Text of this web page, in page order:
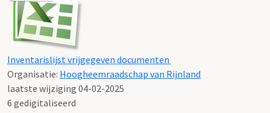
Inventarislijst vrijgegeven documenten
Organisatie: Hoogheemraadschap van Rijnland
laatste wijziging 04-02-2025
6 gedigitaliseerd